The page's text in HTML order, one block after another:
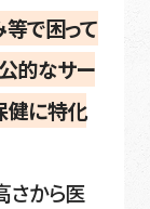
で困って
的なサー
健に特化
さから医